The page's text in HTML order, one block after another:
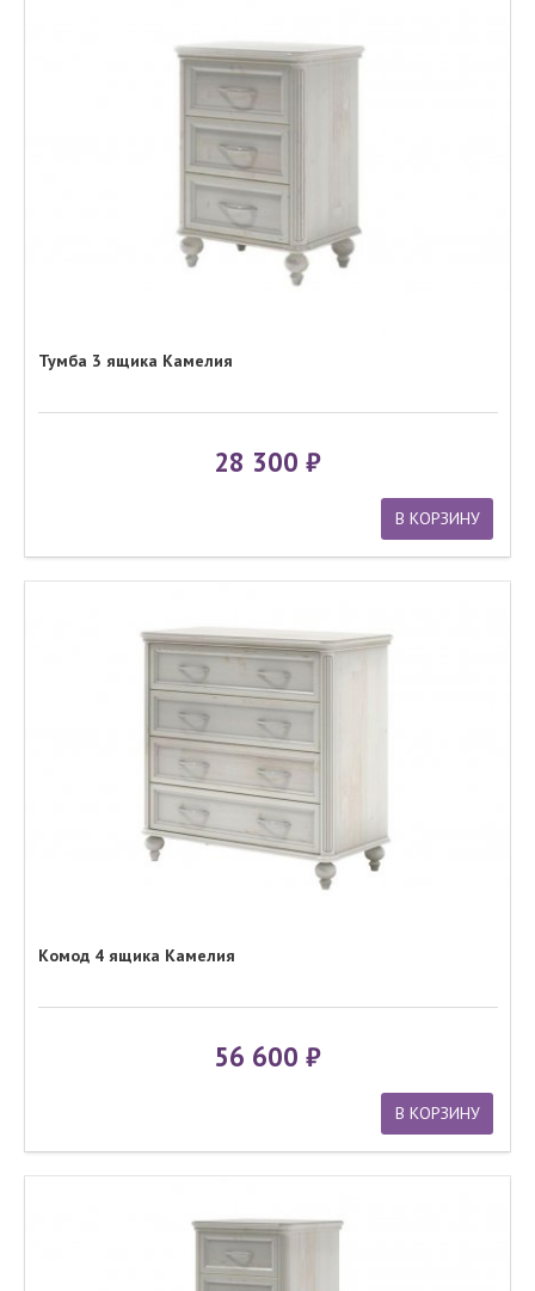
Тумба 3 ящика Камелия
28 300
В КОРЗИНУ
Комод 4 ящика Камелия
56 600
В КОРЗИНУ